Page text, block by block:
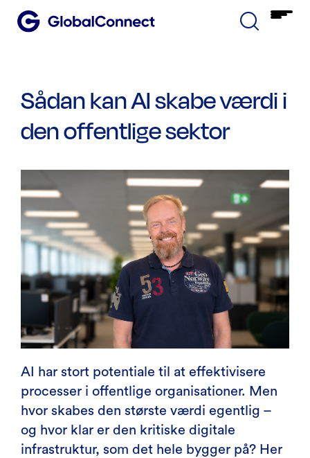
Sådan kan AI skabe værdi i
den offentlige sektor
AI har stort potentiale til at effektivisere
processer i offentlige organisationer. Men
hvor skabes den største værdi egentlig –
og hvor klar er den kritiske digitale
infrastruktur, som det hele bygger på? Her